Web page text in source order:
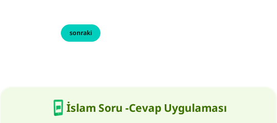
sonraki
İslam Soru -Cevap Uygulaması